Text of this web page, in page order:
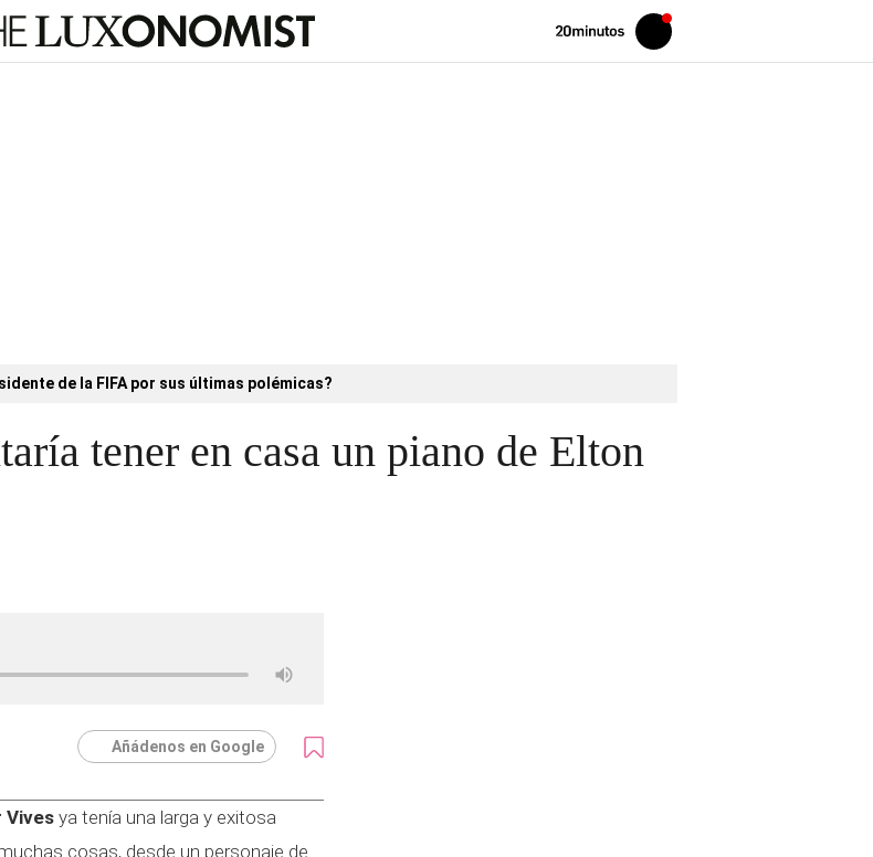
Volver
Iniciar
sesión
de la FIFA por sus últimas polémicas?
tener en casa un piano de Elton
Añádenos en Google
Vives ya tenía una larga y exitosa
cosas, desde un personaje de